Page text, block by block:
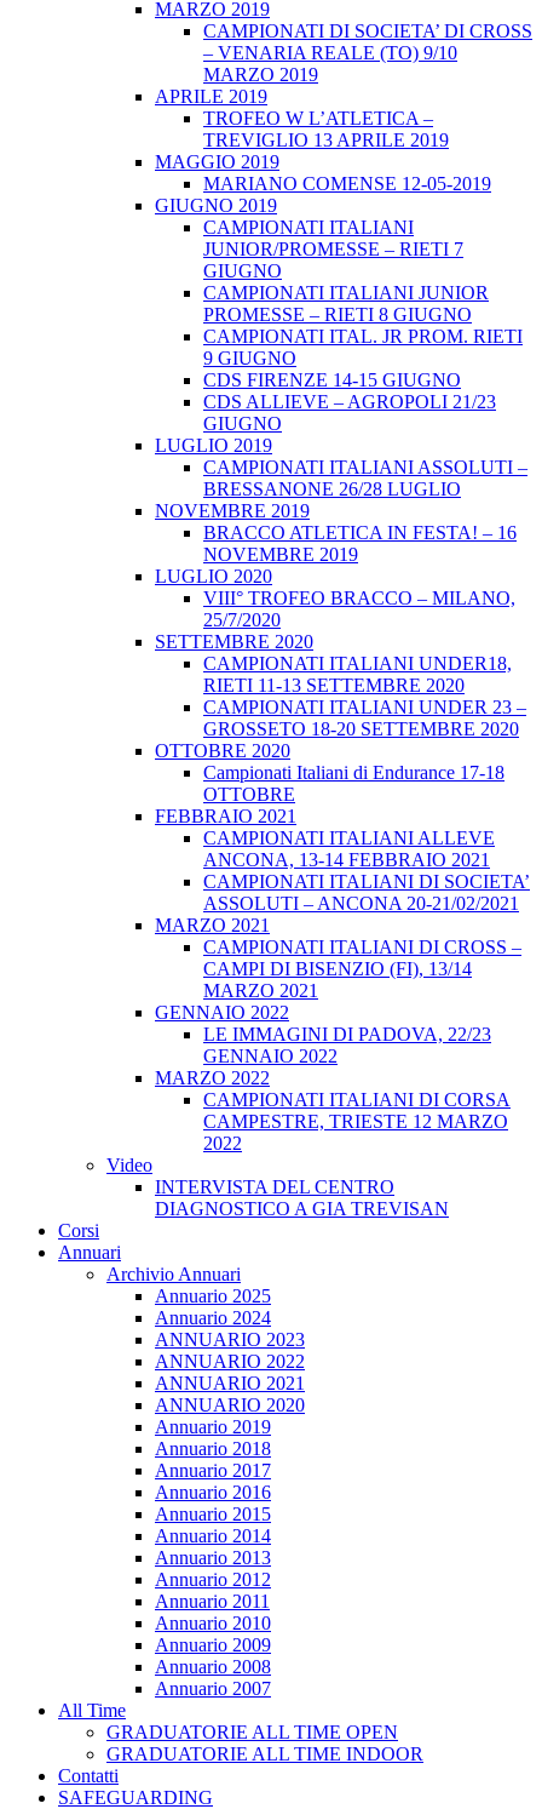
MARZO 2019
CAMPIONATI DI SOCIETA’ DI CROSS
– VENARIA REALE (TO) 9/10
MARZO 2019
APRILE 2019
TROFEO W L’ATLETICA –
TREVIGLIO 13 APRILE 2019
MAGGIO 2019
MARIANO COMENSE 12-05-2019
GIUGNO 2019
CAMPIONATI ITALIANI
JUNIOR/PROMESSE – RIETI 7
GIUGNO
CAMPIONATI ITALIANI JUNIOR
PROMESSE – RIETI 8 GIUGNO
CAMPIONATI ITAL. JR PROM. RIETI
9 GIUGNO
CDS FIRENZE 14-15 GIUGNO
CDS ALLIEVE – AGROPOLI 21/23
GIUGNO
LUGLIO 2019
CAMPIONATI ITALIANI ASSOLUTI –
BRESSANONE 26/28 LUGLIO
NOVEMBRE 2019
BRACCO ATLETICA IN FESTA! – 16
NOVEMBRE 2019
LUGLIO 2020
VIII° TROFEO BRACCO – MILANO,
25/7/2020
SETTEMBRE 2020
CAMPIONATI ITALIANI UNDER18,
RIETI 11-13 SETTEMBRE 2020
CAMPIONATI ITALIANI UNDER 23 –
GROSSETO 18-20 SETTEMBRE 2020
OTTOBRE 2020
Campionati Italiani di Endurance 17-18
OTTOBRE
FEBBRAIO 2021
CAMPIONATI ITALIANI ALLEVE
ANCONA, 13-14 FEBBRAIO 2021
CAMPIONATI ITALIANI DI SOCIETA’
ASSOLUTI – ANCONA 20-21/02/2021
MARZO 2021
CAMPIONATI ITALIANI DI CROSS –
CAMPI DI BISENZIO (FI), 13/14
MARZO 2021
GENNAIO 2022
LE IMMAGINI DI PADOVA, 22/23
GENNAIO 2022
MARZO 2022
CAMPIONATI ITALIANI DI CORSA
CAMPESTRE, TRIESTE 12 MARZO
2022
Video
INTERVISTA DEL CENTRO
DIAGNOSTICO A GIA TREVISAN
Corsi
Annuari
Archivio Annuari
Annuario 2025
Annuario 2024
ANNUARIO 2023
ANNUARIO 2022
ANNUARIO 2021
ANNUARIO 2020
Annuario 2019
Annuario 2018
Annuario 2017
Annuario 2016
Annuario 2015
Annuario 2014
Annuario 2013
Annuario 2012
Annuario 2011
Annuario 2010
Annuario 2009
Annuario 2008
Annuario 2007
All Time
GRADUATORIE ALL TIME OPEN
GRADUATORIE ALL TIME INDOOR
Contatti
SAFEGUARDING